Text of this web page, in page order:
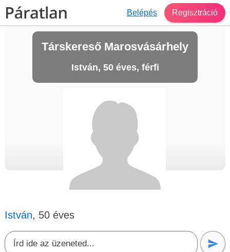
Belépés Regisztráció
Társkereső Marosvásárhely
István, 50 éves, férfi
István, 50 éves